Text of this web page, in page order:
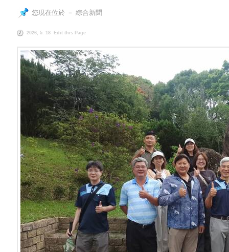
您現在位於 － 綜合新聞
2026, 5. 18 Edit this Page